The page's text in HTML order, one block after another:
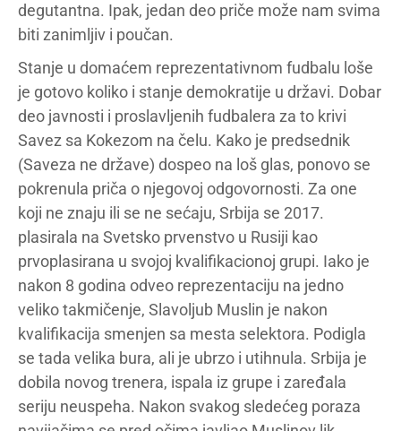
degutantna. Ipak, jedan deo priče može nam svima
biti zanimljiv i poučan.
Stanje u domaćem reprezentativnom fudbalu loše
je gotovo koliko i stanje demokratije u državi. Dobar
deo javnosti i proslavljenih fudbalera za to krivi
Savez sa Kokezom na čelu. Kako je predsednik
(Saveza ne države) dospeo na loš glas, ponovo se
pokrenula priča o njegovoj odgovornosti. Za one
koji ne znaju ili se ne sećaju, Srbija se 2017.
plasirala na Svetsko prvenstvo u Rusiji kao
prvoplasirana u svojoj kvalifikacionoj grupi. Iako je
nakon 8 godina odveo reprezentaciju na jedno
veliko takmičenje, Slavoljub Muslin je nakon
kvalifikacija smenjen sa mesta selektora. Podigla
se tada velika bura, ali je ubrzo i utihnula. Srbija je
dobila novog trenera, ispala iz grupe i zaređala
seriju neuspeha. Nakon svakog sledećeg poraza